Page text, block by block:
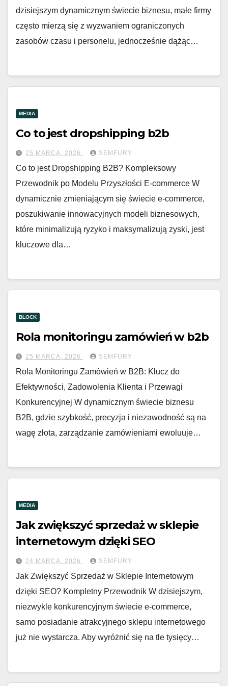
dzisiejszym dynamicznym świecie biznesu, małe firmy
często mierzą się z wyzwaniem ograniczonych
zasobów czasu i personelu, jednocześnie dążąc…
MEDIA
Co to jest dropshipping b2b
25 MARCA, 2026 SEMFURY
Co to jest Dropshipping B2B? Kompleksowy
Przewodnik po Modelu Przyszłości E-commerce W
dynamicznie zmieniającym się świecie e-commerce,
poszukiwanie innowacyjnych modeli biznesowych,
które minimalizują ryzyko i maksymalizują zyski, jest
kluczowe dla…
BLOCK
Rola monitoringu zamówień w b2b
25 MARCA, 2026 SEMFURY
Rola Monitoringu Zamówień w B2B: Klucz do
Efektywności, Zadowolenia Klienta i Przewagi
Konkurencyjnej W dynamicznym świecie biznesu
B2B, gdzie szybkość, precyzja i niezawodność są na
wagę złota, zarządzanie zamówieniami ewoluuje…
MEDIA
Jak zwiększyć sprzedaż w sklepie
internetowym dzięki SEO
24 MARCA, 2026 SEMFURY
Jak Zwiększyć Sprzedaż w Sklepie Internetowym
dzięki SEO? Kompletny Przewodnik W dzisiejszym,
niezwykle konkurencyjnym świecie e-commerce,
samo posiadanie atrakcyjnego sklepu internetowego
już nie wystarcza. Aby wyróżnić się na tle tysięcy…